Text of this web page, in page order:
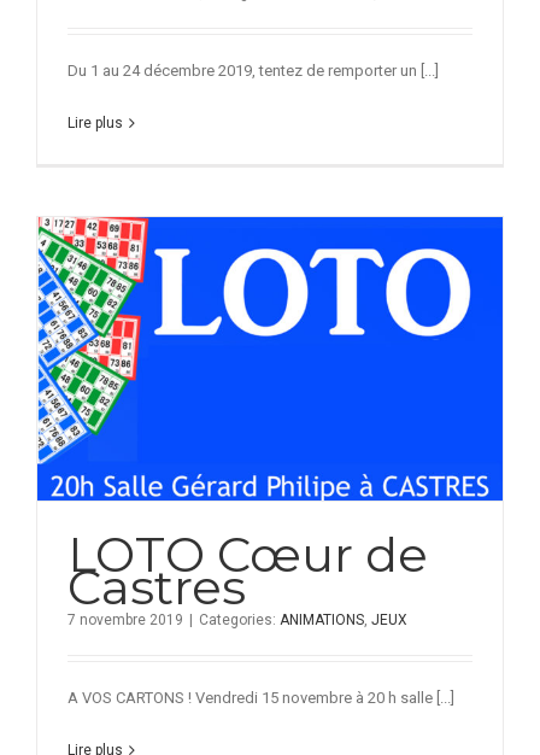
Du 1 au 24 décembre 2019, tentez de remporter un [...]
Lire plus
LOTO Cœur de
Castres
7 novembre 2019 Categories: ANIMATIONS, JEUX
A VOS CARTONS ! Vendredi 15 novembre à 20 h salle [...]
Lire plus